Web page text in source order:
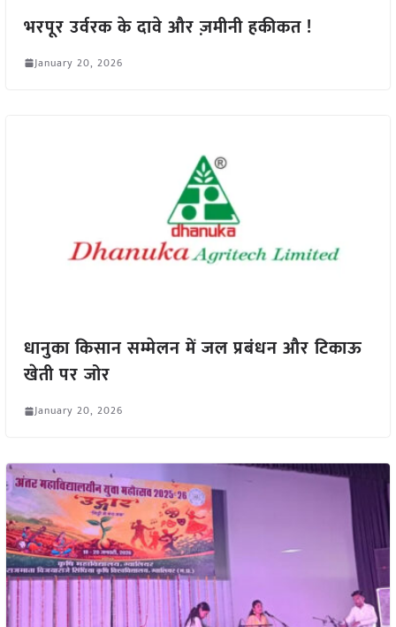
भरपूर उर्वरक के दावे और ज़मीनी हकीकत !
January 20, 2026
धानुका किसान सम्मेलन में जल प्रबंधन और टिकाऊ
खेती पर जोर
January 20, 2026